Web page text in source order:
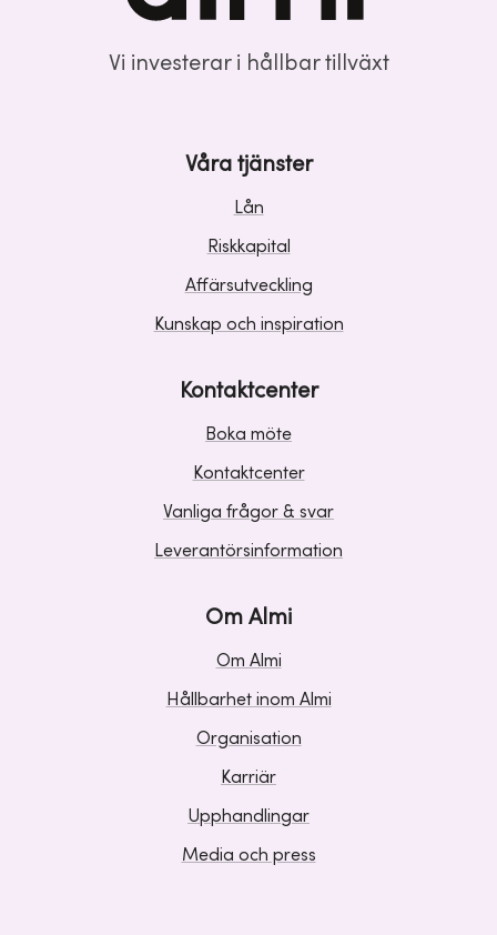
Vi investerar i hållbar tillväxt
Våra tjänster
Lån
Riskkapital
Affärsutveckling
Kunskap och inspiration
Kontaktcenter
Boka möte
Kontaktcenter
Vanliga frågor & svar
Leverantörsinformation
Om Almi
Om Almi
Hållbarhet inom Almi
Organisation
Karriär
Upphandlingar
Media och press